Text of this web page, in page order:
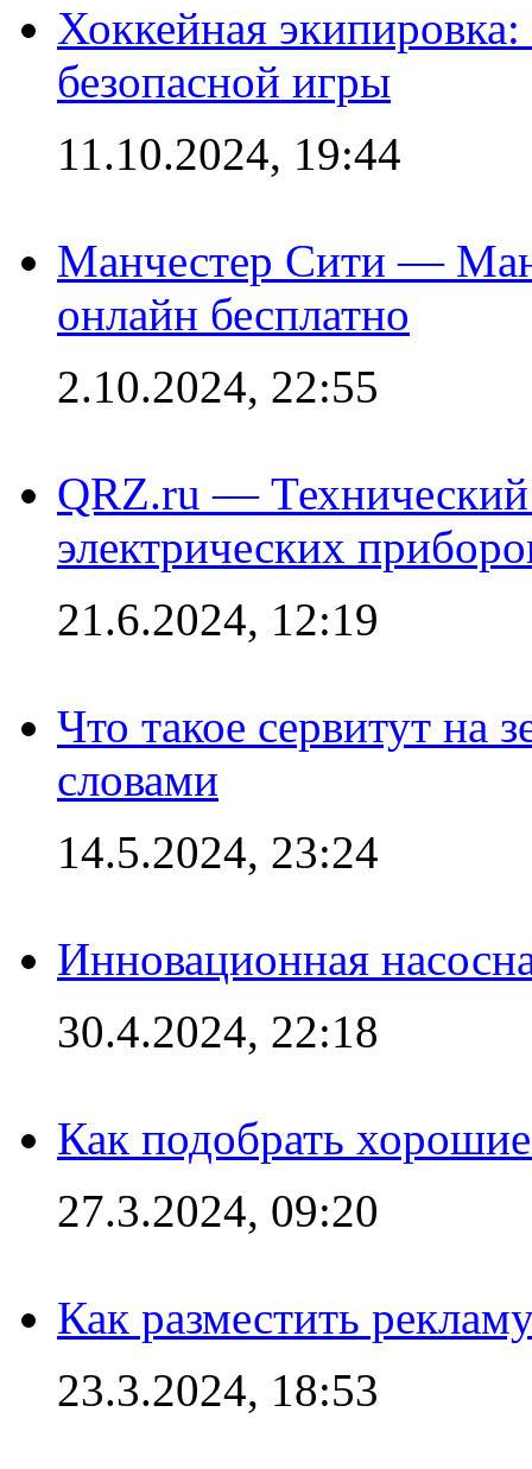
Хоккейная
безопасной игры
11.10.2024, 19:44
Манчестер Сити —
онлайн бесплатно
2.10.2024, 22:55
QRZ.ru — Технический
электрических
21.6.2024, 12:19
Что такое сервитут на
словами
14.5.2024, 23:24
Инновационная
30.4.2024, 22:18
Как подобрать
27.3.2024, 09:20
Как разместить
23.3.2024, 18:53